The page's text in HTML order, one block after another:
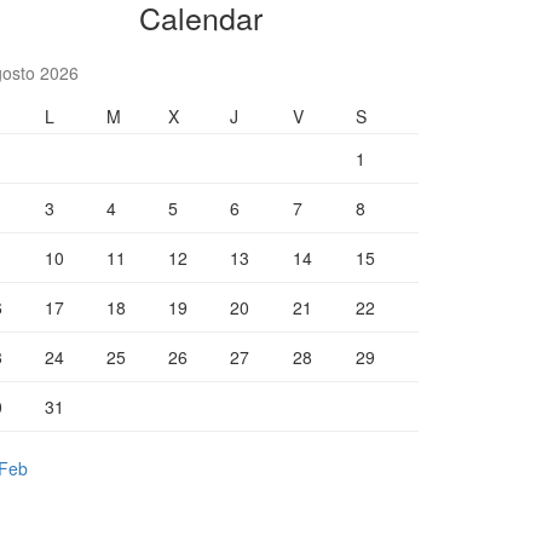
Calendar
2026
L M X J V
S
1
3 4 5 6 7 8
10 11 12 13 14 15
17 18 19 20 21 22
24 25 26 27 28 29
31